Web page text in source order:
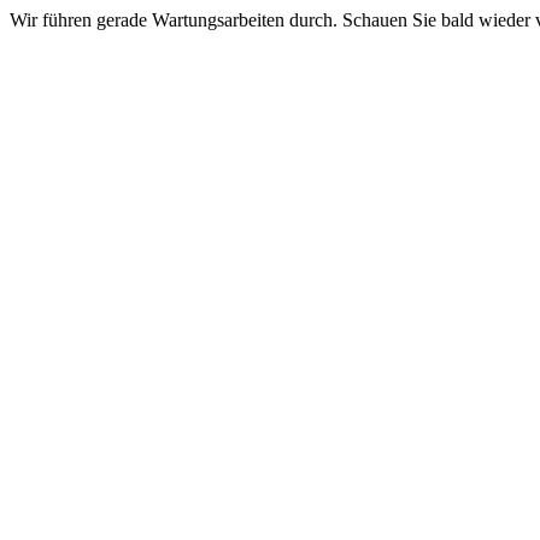
Wir führen gerade Wartungsarbeiten durch. Schauen Sie bald wieder